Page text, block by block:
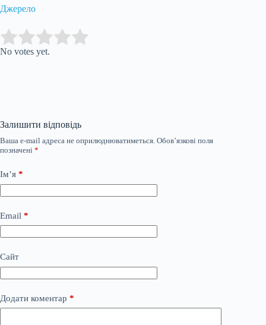
Джерело
Rate this item:
No votes yet.
Залишити відповідь
Ваша e-mail адреса не оприлюднюватиметься. Обов’язкові поля
позначені *
Ім’я *
Email *
Сайт
Додати коментар *